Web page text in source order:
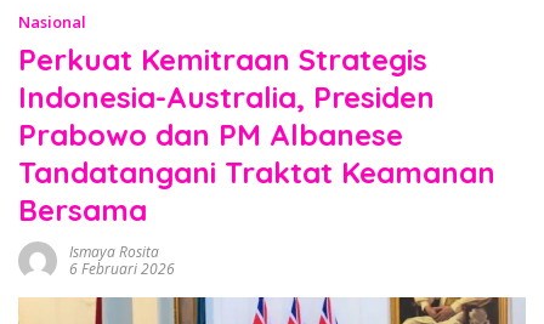
Nasional
Perkuat Kemitraan Strategis
Indonesia-Australia, Presiden
Prabowo dan PM Albanese
Tandatangani Traktat Keamanan
Bersama
Ismaya Rosita
6 Februari 2026